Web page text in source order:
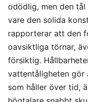
odödlig, men den
vare den solida
rapporterar att den
oavsiktliga törnar,
försiktig.
vattentåligheten gör
som håller över tid,